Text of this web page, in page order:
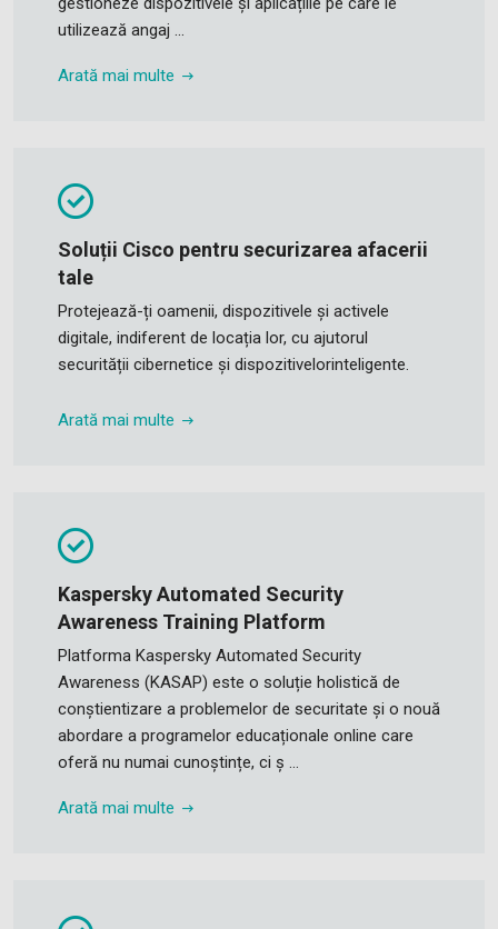
utilizează angaj ...
Arată mai multe
Soluții Cisco pentru securizarea afacerii
tale
Protejează-ți oamenii, dispozitivele și activele
digitale, indiferent de locația lor, cu ajutorul
securității cibernetice și dispozitivelorinteligente.
Arată mai multe
Kaspersky Automated Security
Awareness Training Platform
Platforma Kaspersky Automated Security
Awareness (KASAP) este o soluție holistică de
conștientizare a problemelor de securitate și o nouă
abordare a programelor educaționale online care
oferă nu numai cunoștințe, ci ș ...
Arată mai multe